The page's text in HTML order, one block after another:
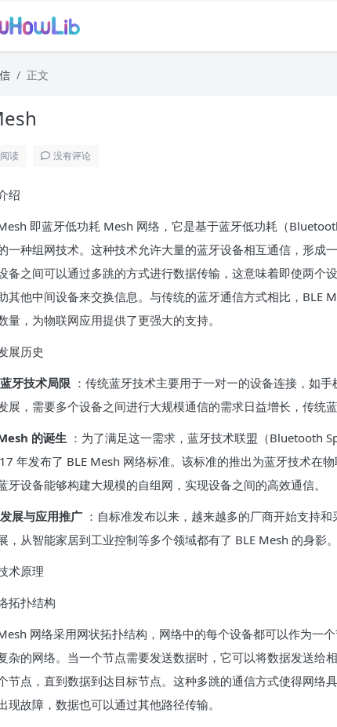
正文
读 没有评论
绍
即蓝牙低功耗 Mesh 网络，它是基于蓝牙低功耗（
一种组网技术。这种技术允许大量的蓝牙设备相互通信，形成
备之间可以通过多跳的方式进行数据传输，这意味着即使两个
其他中间设备来交换信息。与传统的蓝牙通信方式相比，BLE
量，为物联网应用提供了更强大的支持。
历史
牙技术局限 ：传统蓝牙技术主要用于一对一的设备连接，如
展，需要多个设备之间进行大规模通信的需求日益增长，传统
的诞生 ：为了满足这一需求，蓝牙技术联盟（Bluetooth
年发布了 BLE Mesh 网络标准。该标准的推出为蓝牙技术在
牙设备能够构建大规模的自组网，实现设备之间的高效通信。
展与应用推广 ：自标准发布以来，越来越多的厂商开始支持
，从智能家居到工业控制等多个领域都有了 BLE Mesh 的身影。
原理
拓扑结构
网络采用网状拓扑结构，网络中的每个设备都可以作为一个
杂的网络。当一个节点需要发送数据时，它可以将数据发送给
节点，直到数据到达目标节点。这种多跳的通信方式使得网络
现故障，数据也可以通过其他路径传输。